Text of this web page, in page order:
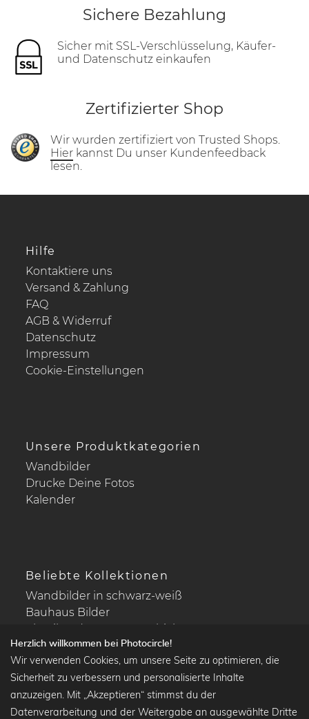
Sichere Bezahlung
Sicher mit SSL-Verschlüsselung, Käufer-
und Datenschutz einkaufen
Zertifizierter Shop
Wir wurden zertifiziert von Trusted Shops.
Hier kannst Du unser Kundenfeedback
lesen.
Hilfe
Kontaktiere uns
Versand & Zahlung
FAQ
AGB & Widerruf
Datenschutz
Impressum
Cookie-Einstellungen
Unsere Produktkategorien
Wandbilder
Drucke Deine Fotos
Kalender
Beliebte Kollektionen
Wandbilder in schwarz-weiß
Bauhaus Bilder
Abstrakte Kunst
Landschaftsbilder
Herzlich willkommen bei Photocircle!
Wir verwenden Cookies, um unsere Seite zu optimieren, die
Sicherheit zu verbessern und personalisierte Inhalte
anzuzeigen. Mit „Akzeptieren“ stimmst du der
Datenverarbeitung und der Weitergabe an ausgewählte Dritte